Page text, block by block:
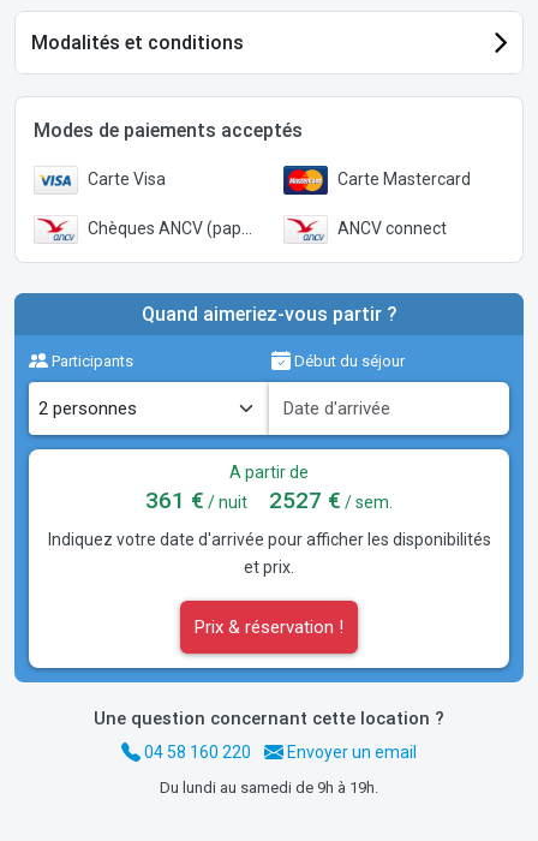
Modalités et conditions
Modes de paiements acceptés
Carte Visa Carte Mastercard
Chèques ANCV (papier) ANCV connect
Quand aimeriez-vous partir ?
Participants Début du séjour
A partir de
361 € / nuit 2527 € / sem.
Indiquez votre date d'arrivée pour afficher les disponibilités
et prix.
Prix & réservation !
Une question concernant cette location ?
04 58 160 220 Envoyer un email
Du lundi au samedi de 9h à 19h.